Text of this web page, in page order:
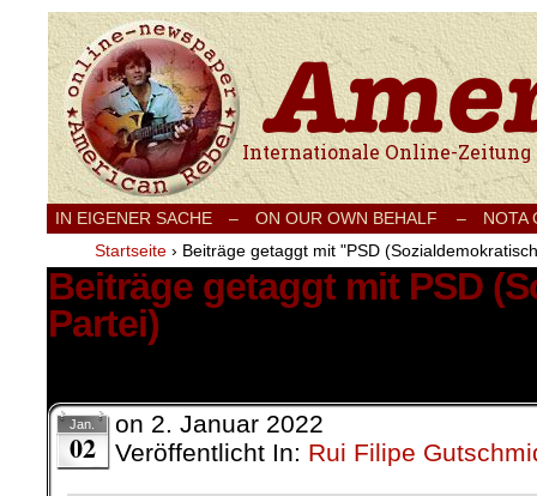
Internationale Onlinezeitung für Frieden,
IN EIGENER SACHE – ON OUR OWN BEHALF –
NOTA
Startseite › Beiträge getaggt mit "PSD
Beiträge getaggt mit PSD
Partei)
Jan.
02
on 2. Januar 2022
Veröffentlicht In: Rui Filipe